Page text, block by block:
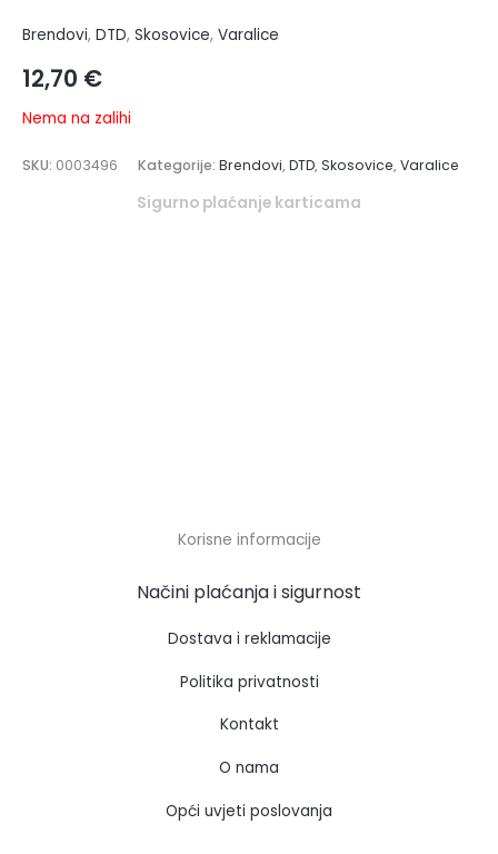
Brendovi, DTD, Skosovice, Varalice
12,70 €
Nema na zalihi
SKU: 0003496 Kategorije: Brendovi,DTD,Skosovice,Varalice
Sigurno plaćanje karticama
Korisne informacije
Načini plaćanja i sigurnost
Dostava i reklamacije
Politika privatnosti
Kontakt
O nama
Opći uvjeti poslovanja